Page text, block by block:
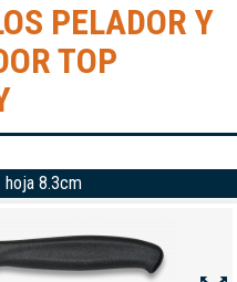
PELADOR Y
TOP
hoja 8.3cm